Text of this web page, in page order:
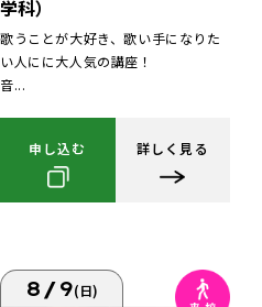
学科）
歌うことが大好き、歌い手になりた
い人にに大人気の講座！
音...
申し込む 詳しく見る
8/9(日)